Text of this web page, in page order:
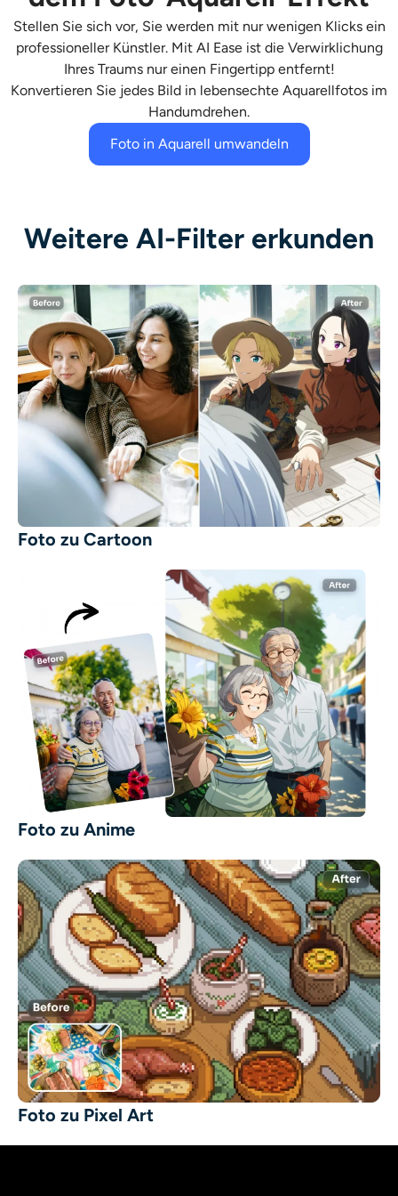
Stellen Sie sich vor, Sie werden mit nur wenigen Klicks ein
professioneller Künstler. Mit AI Ease ist die Verwirklichung
Ihres Traums nur einen Fingertipp entfernt!
Konvertieren Sie jedes Bild in lebensechte Aquarellfotos im
Handumdrehen.
Foto in Aquarell umwandeln
Weitere AI-Filter erkunden
Foto zu Cartoon
Foto zu Anime
Foto zu Pixel Art